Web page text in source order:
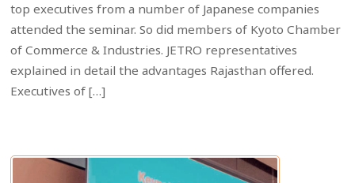
top executives from a number of Japanese companies
attended the seminar. So did members of Kyoto Chamber
of Commerce & Industries. JETRO representatives
explained in detail the advantages Rajasthan offered.
Executives of […]